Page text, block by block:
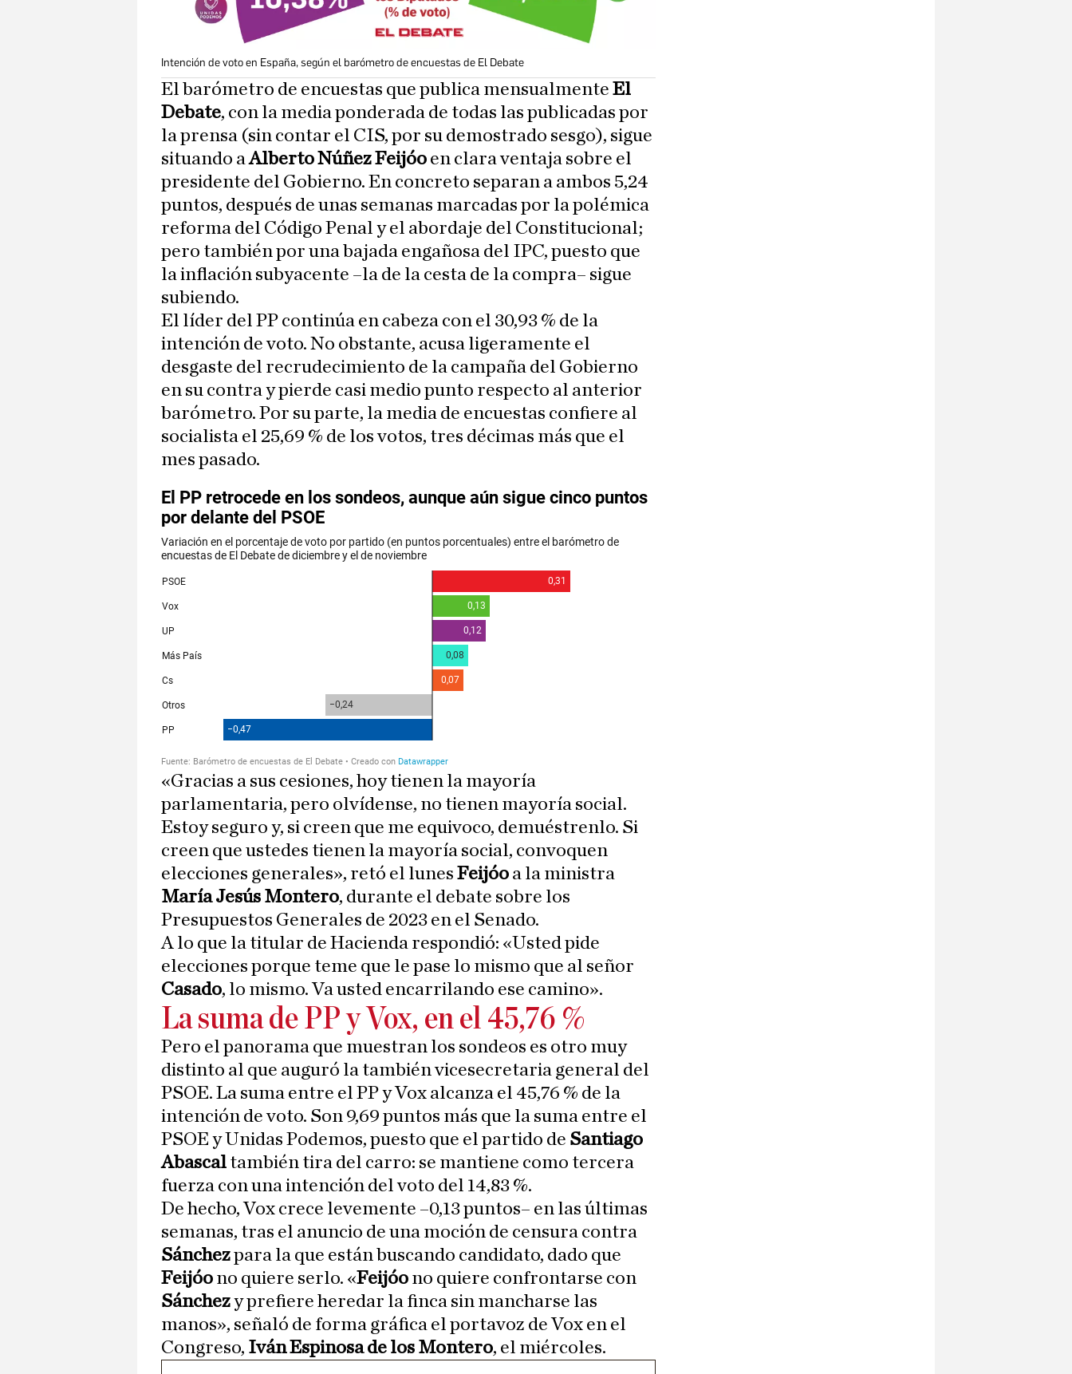
Intención de voto en España, según el barómetro de encuestas de El Debate
El barómetro de encuestas que publica mensualmente El
Debate, con la media ponderada de todas las publicadas por
la prensa (sin contar el CIS, por su demostrado sesgo), sigue
situando aAlberto Núñez Feijóo en clara ventaja sobre el
presidente del Gobierno. En concreto separan a ambos 5,24
puntos, después de unas semanas marcadas por la polémica
reforma del Código Penal y el abordaje del Constitucional;
pero también por una bajada engañosa del IPC, puesto que
la inflación subyacente –la de la cesta de la compra– sigue
subiendo.
El líder del PP continúa en cabeza con el 30,93 % de la
intención de voto. No obstante, acusa ligeramente el
desgaste del recrudecimiento de la campaña del Gobierno
en su contra y pierde casi medio punto respecto al anterior
barómetro. Por su parte, la media de encuestas confiere al
socialista el 25,69 % de los votos, tres décimas más que el
mes pasado.
«Gracias a sus cesiones, hoy tienen la mayoría
parlamentaria, pero olvídense, no tienen mayoría social.
Estoy seguro y, si creen que me equivoco, demuéstrenlo. Si
creen que ustedes tienen la mayoría social, convoquen
elecciones generales», retó el lunes Feijóo a la ministra
María Jesús Montero, durante el debate sobre los
Presupuestos Generales de 2023 en el Senado.
A lo que la titular de Hacienda respondió: «Usted pide
elecciones porque teme que le pase lo mismo que al señor
Casado, lo mismo. Va usted encarrilando ese camino».
La suma de PP y Vox, en el 45,76 %
Pero el panorama que muestran los sondeos es otro muy
distinto al que auguró la también vicesecretaria general del
PSOE. La suma entre el PP y Vox alcanza el 45,76 % de la
intención de voto. Son 9,69 puntos más que la suma entre el
PSOE y Unidas Podemos, puesto que el partido de Santiago
Abascal también tira del carro: se mantiene como tercera
fuerza con una intención del voto del 14,83 %.
De hecho, Vox crece levemente –0,13 puntos– en las últimas
semanas, tras el anuncio de una moción de censura contra
Sánchezpara la que están buscando candidato, dado que
Feijóo no quiere serlo. «Feijóo no quiere confrontarse con
Sánchezy prefiere heredar la finca sin mancharse las
manos», señaló de forma gráfica el portavoz de Vox en el
Congreso, Iván Espinosa de los Montero, el miércoles.